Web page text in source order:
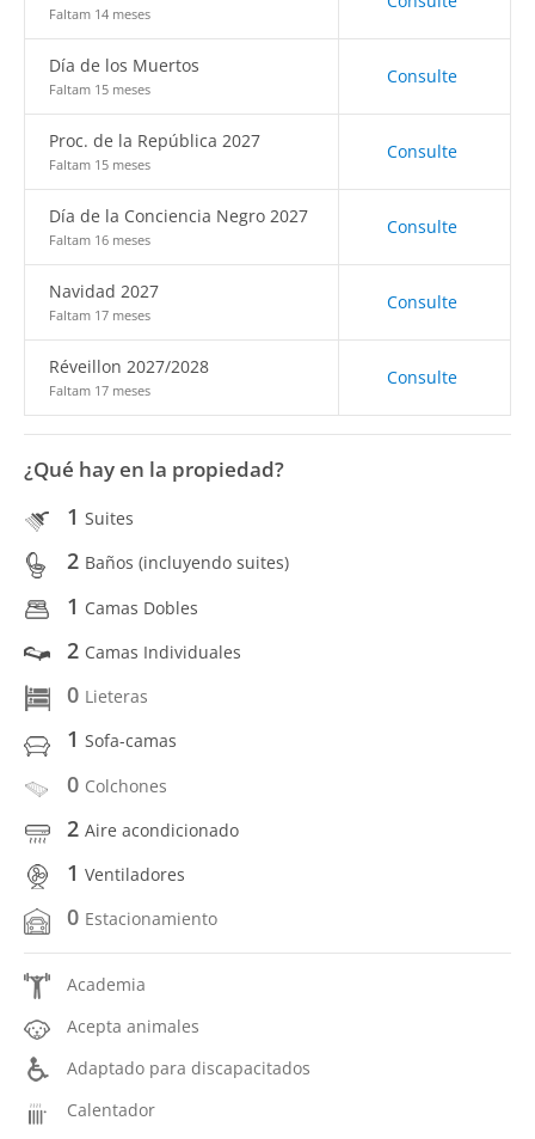
Faltam 14 meses
Día de los Muertos
Faltam 15 meses
Consulte
Proc. de la República 2027
Faltam 15 meses
Consulte
Día de la Conciencia Negro 2027
Faltam 16 meses
Consulte
Navidad 2027
Faltam 17 meses
Consulte
Réveillon 2027/2028
Faltam 17 meses
Consulte
¿Qué hay en la propiedad?
1 Suites
2 Baños (incluyendo suites)
1 Camas Dobles
2 Camas Individuales
0 Lieteras
1 Sofa-camas
0 Colchones
2 Aire acondicionado
1 Ventiladores
0 Estacionamiento
Academia
Acepta animales
Adaptado para discapacitados
Calentador